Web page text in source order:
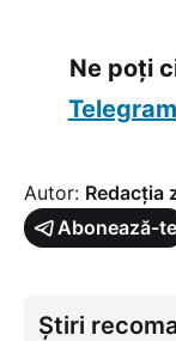
Ne poți
Autor: Redacția
Abonează-te
Știri